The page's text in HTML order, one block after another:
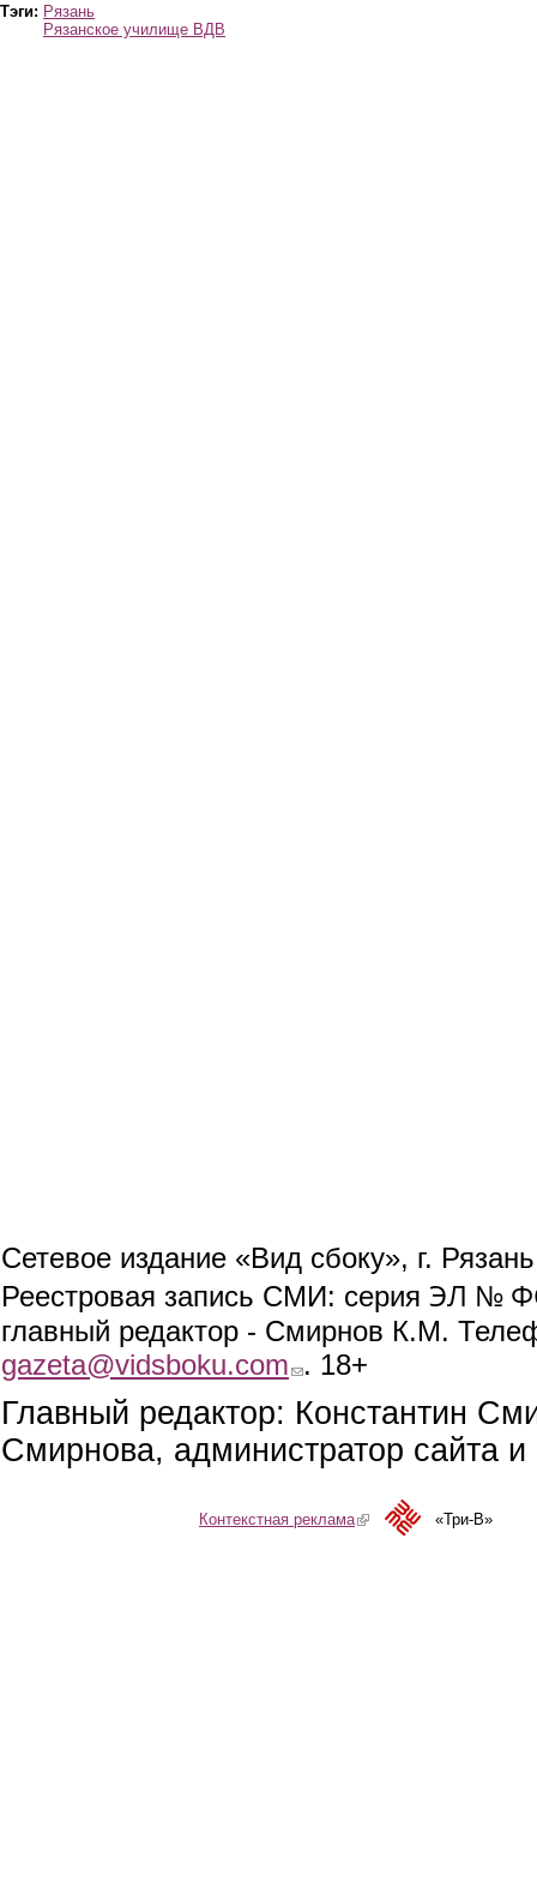
Тэги: Рязань
Рязанское училище ВДВ
Сетевое издание «Вид сбоку», г.
Реестровая запись СМИ: серия ЭЛ №
главный редактор - Смирнов К.М.
gazeta@vidsboku.com (link sends e-mail)
. 18+
Главный редактор: Константин
Смирнова, администратор сайта
Контекстная реклама(link is external)«Три-В»